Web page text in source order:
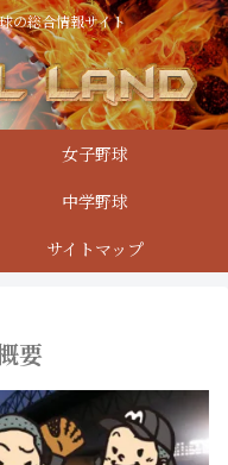
の総合情報サイト
女子野球
中学野球
サイトマップ
要